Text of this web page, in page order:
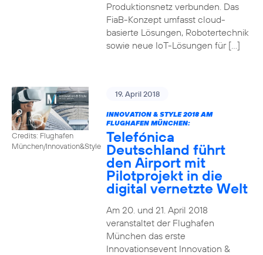
Produktionsnetz verbunden. Das
FiaB-Konzept umfasst cloud-
basierte Lösungen, Robotertechnik
sowie neue IoT-Lösungen für […]
Credits: Flughafen
München/Innovation&Style
19. April 2018
INNOVATION & STYLE 2018 AM
FLUGHAFEN MÜNCHEN:
Telefónica
Deutschland führt
den Airport mit
Pilotprojekt in die
digital vernetzte Welt
Am 20. und 21. April 2018
veranstaltet der Flughafen
München das erste
Innovationsevent Innovation &